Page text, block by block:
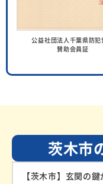
公益社団法人千葉県防犯
賛助会員証
茨木市
【茨木市】玄関の